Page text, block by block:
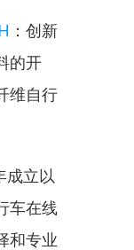
：创新
的开
维自行
成立以
车在线
和专业